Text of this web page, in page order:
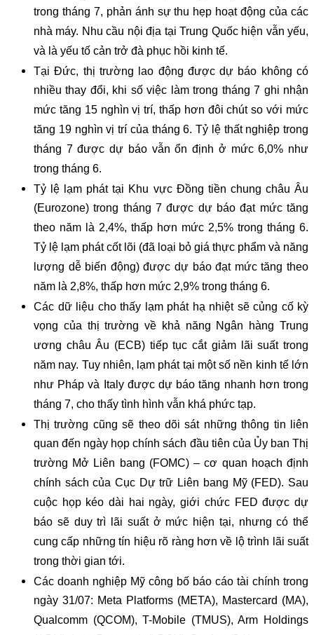
trong tháng 7, phản ánh sự thu hẹp hoạt động của các
nhà máy. Nhu cầu nội địa tại Trung Quốc hiện vẫn yếu,
và là yếu tố cản trở đà phục hồi kinh tế.
Tại Đức, thị trường lao động được dự báo không có
nhiều thay đổi, khi số việc làm trong tháng 7 ghi nhận
mức tăng 15 nghìn vị trí, thấp hơn đôi chút so với mức
tăng 19 nghìn vị trí của tháng 6. Tỷ lệ thất nghiệp trong
tháng 7 được dự báo vẫn ổn định ở mức 6,0% như
trong tháng 6.
Tỷ lệ lạm phát tại Khu vực Đồng tiền chung châu Âu
(Eurozone) trong tháng 7 được dự báo đạt mức tăng
theo năm là 2,4%, thấp hơn mức 2,5% trong tháng 6.
Tỷ lệ lạm phát cốt lõi (đã loại bỏ giá thực phẩm và năng
lượng dễ biến động) được dự báo đạt mức tăng theo
năm là 2,8%, thấp hơn mức 2,9% trong tháng 6.
Các dữ liệu cho thấy lạm phát hạ nhiệt sẽ củng cố kỳ
vọng của thị trường về khả năng Ngân hàng Trung
ương châu Âu (ECB) tiếp tục cắt giảm lãi suất trong
năm nay. Tuy nhiên, lạm phát tại một số nền kinh tế lớn
như Pháp và Italy được dự báo tăng nhanh hơn trong
tháng 7, cho thấy tình hình vẫn khá phức tạp.
Thị trường cũng sẽ theo dõi sát những thông tin liên
quan đến ngày họp chính sách đầu tiên của Ủy ban Thị
trường Mở Liên bang (FOMC) – cơ quan hoạch định
chính sách của Cục Dự trữ Liên bang Mỹ (FED). Sau
cuộc họp kéo dài hai ngày, giới chức FED được dự
báo sẽ duy trì lãi suất ở mức hiện tại, nhưng có thể
cung cấp những tín hiệu rõ ràng hơn về lộ trình lãi suất
trong thời gian tới.
Các doanh nghiệp Mỹ công bố báo cáo tài chính trong
ngày 31/07: Meta Platforms (META), Mastercard (MA),
Qualcomm (QCOM), T-Mobile (TMUS), Arm Holdings